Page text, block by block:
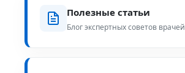
Полезные статьи
Блог экспертных советов врачей